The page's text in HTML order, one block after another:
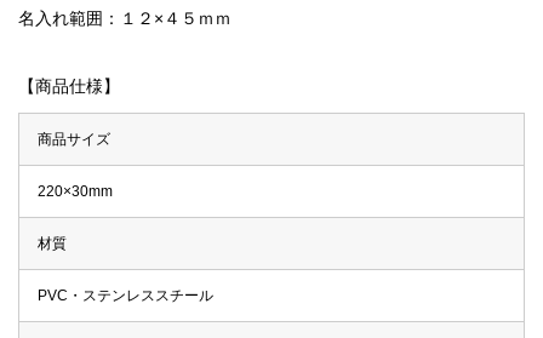
名入れ範囲：１２×４５ｍｍ
【商品仕様】
商品サイズ
220×30mm
材質
PVC・ステンレススチール